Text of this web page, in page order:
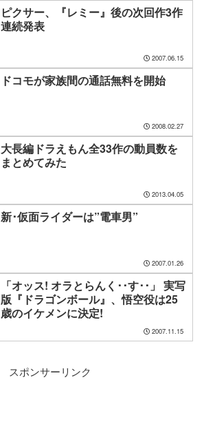
ピクサー、『レミー』後の次回作3作
連続発表
2007.06.15
ドコモが家族間の通話無料を開始
2008.02.27
大長編ドラえもん全33作の動員数を
まとめてみた
2013.04.05
新･仮面ライダーは”電車男”
2007.01.26
「オッス! オラとらんく･･す･･」 実写
版『ドラゴンボール』、悟空役は25
歳のイケメンに決定!
2007.11.15
スポンサーリンク